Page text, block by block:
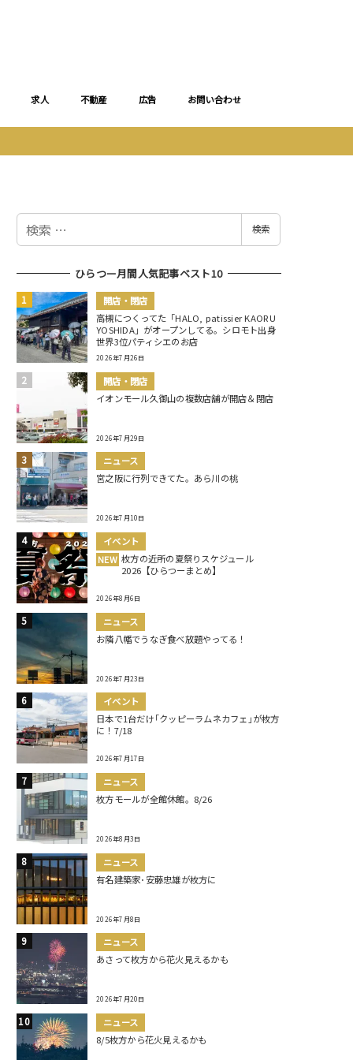
求人 不動産 広告 お問い合わせ
検
検索
ひらつー月間人気記事ベスト10
開店・閉店
高槻につくってた「HALO, patissier KAORU
YOSHIDA」がオープンしてる。シロモト出身
世界3位パティシエのお店
2026年7月26日
開店・閉店
イオンモール久御山の複数店舗が開店＆閉店
2026年7月29日
ニュース
宮之阪に行列できてた。あら川の桃
2026年7月10日
イベント
NEW 枚方の近所の夏祭りスケジュール
2026【ひらつーまとめ】
2026年8月6日
ニュース
お隣八幡でうなぎ食べ放題やってる！
2026年7月23日
イベント
日本で1台だけ｢クッピーラムネカフェ｣が枚方
に！7/18
2026年7月17日
ニュース
枚方モールが全館休館。8/26
2026年8月3日
ニュース
有名建築家･安藤忠雄が枚方に
2026年7月8日
ニュース
あさって枚方から花火見えるかも
2026年7月20日
ニュース
8/5枚方から花火見えるかも